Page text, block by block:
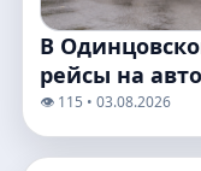
В
рейсы на
👁️ 115 • 03.08.2026